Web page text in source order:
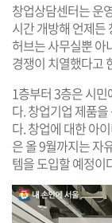
창업상담센터는 운
시간 개방해 언제든
허브는 사무실뿐 아
경쟁이 치열했다고
1층부터 3층은 시
다. 창업기업 제품
다. 창업에 대한 아
은 올 9월까지는 자
템을 도입할 예정이